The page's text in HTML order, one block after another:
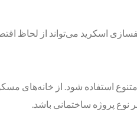
اسکرید می‌تواند از لحاظ
استفاده شود. از خانه‌های
پروژه ساختمانی باشد.